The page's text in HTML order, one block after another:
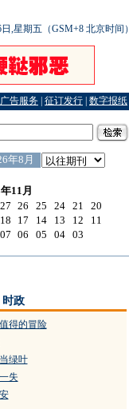
,星期五（GSM+8 北京时间）
广告服务 征订发行 数字报纸
政
得的冒险
绿叶
失